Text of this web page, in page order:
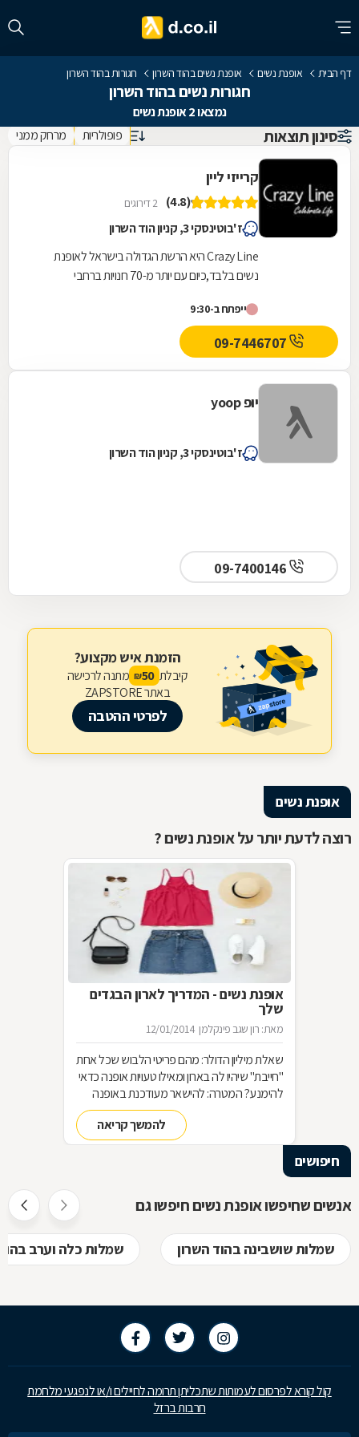
דף הבית אופנת נשים אופנת נשים בהוד השרון חגורות בהוד השרון
חגורות נשים בהוד השרון
נמצאו 2 אופנת נשים
סינון תוצאות פופולריות מרחק ממני
קרייזי ליין
(4.8) 2 דירוגים
ז'בוטינסקי 3, קניון הוד השרון
Crazy Line היא הרשת הגדולה בישראל לאופנת
נשים בלבד,כיום עם יותר מ-70 חנויות ברחבי
הנאמן שלה בגדים...
ייפתח ב-9:30
09-7446707
יופ yoop
ז'בוטינסקי 3, קניון הוד השרון
הזמנת איש מקצוע?
קיבלת 50
₪ מתנה לרכישה
באתר ZAPSTORE
לפרטי ההטבה
אופנת נשים
רוצה לדעת יותר על אופנת נשים ?
אופנת נשים - המדריך לארון הבגדים
שלך
מאת: רון שגב פינקלמן 12/01/2014
שאלת מיליון הדולר: מהם פריטי הלבוש שכל אחת
"חייבת" שיהיו לה בארון ומאילו טעויות אופנה כדאי
להימנע? המטרה: להישאר מעודכנת באופנה
מבלי להחליף מלתחה שלמה כל עונה האמצעי:
להמשך קריאה
חיפושים
אנשים שחיפשו אופנת נשים חיפשו גם
שמלות שושבינה בהוד השרון שמלות כלה וערב
קול קורא לפרסום לעמותות שתכליתן תרומה לחיילים ו/או לנפגעי מלחמת
חרבות ברזל